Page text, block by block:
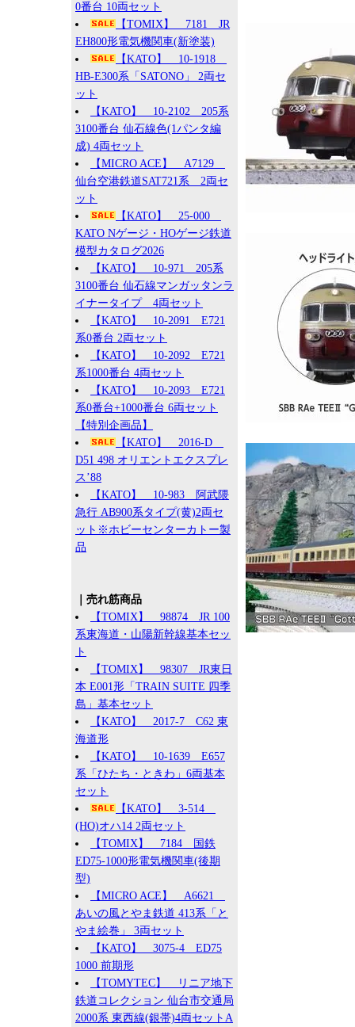
0番台 10両セット
【TOMIX】 7181 JR
EH800形電気機関車(新塗装)
【KATO】 10-1918
HB-E300系「SATONO」 2両セ
ット
【KATO】 10-2102 205系
3100番台 仙石線色(1パンタ編
成) 4両セット
【MICRO ACE】 A7129
仙台空港鉄道SAT721系 2両セ
ット
【KATO】 25-000
KATO Nゲージ・HOゲージ鉄道
模型カタログ2026
【KATO】 10-971 205系
3100番台 仙石線マンガッタンラ
イナータイプ 4両セット
【KATO】 10-2091 E721
系0番台 2両セット
【KATO】 10-2092 E721
系1000番台 4両セット
【KATO】 10-2093 E721
系0番台+1000番台 6両セット
【特別企画品】
【KATO】 2016-D
D51 498 オリエントエクスプレ
ス’88
【KATO】 10-983 阿武隈
急行 AB900系タイプ(黄)2両セ
ット※ホビーセンターカトー製
品
｜売れ筋商品
【TOMIX】 98874 JR 100
系東海道・山陽新幹線基本セッ
ト
【TOMIX】 98307 JR東日
本 E001形「TRAIN SUITE 四季
島」基本セット
【KATO】 2017-7 C62 東
海道形
【KATO】 10-1639 E657
系「ひたち・ときわ」6両基本
セット
【KATO】 3-514
(HO)オハ14 2両セット
【TOMIX】 7184 国鉄
ED75-1000形電気機関車(後期
型)
【MICRO ACE】 A6621
あいの風とやま鉄道 413系「と
やま絵巻」 3両セット
【KATO】 3075-4 ED75
1000 前期形
【TOMYTEC】 リニア地下
鉄道コレクション 仙台市交通局
2000系 東西線(銀帯)4両セットA